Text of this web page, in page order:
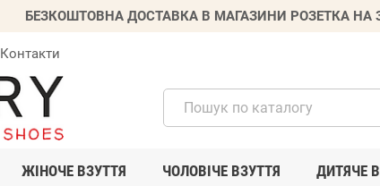
БЕЗКОШТОВНА ДОСТАВКА В МАГАЗИНИ РОЗЕТКА НА
Контакти
ЖІНОЧЕ ВЗУТТЯ ЧОЛОВІЧЕ ВЗУТТЯ ДИТЯЧЕ